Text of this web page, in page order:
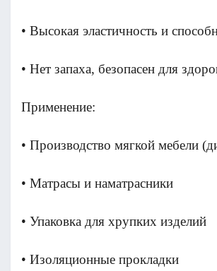
• Высокая эластичность и
• Нет запаха, безопасен для
• Производство мягкой мебели
• Матрасы и наматрасники
• Упаковка для хрупких изделий
• Изоляционные прокладки